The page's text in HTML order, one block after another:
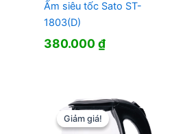
Ấm siêu tốc Sato ST-
1803(D)
380.000₫
Giảm giá!
Giảm giá!